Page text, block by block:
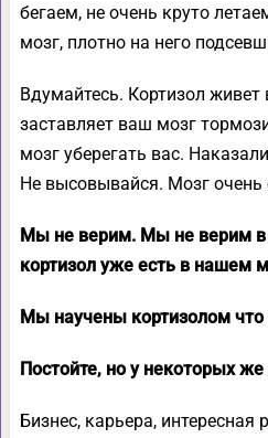
бегаем, не очень круто
мозг, плотно на него
Вдумайтесь. Кортизол живет
заставляет ваш мозг
мозг уберегать вас.
Не высовывайся. Мозг очень
Мы не верим. Мы не верим в
кортизол уже есть в нашем
Мы научены кортизолом что
Постойте, но у некоторых же
Бизнес, карьера,